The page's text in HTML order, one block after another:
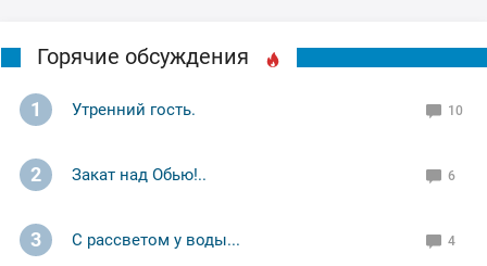
Горячие обсуждения
1 Утренний гость. 10
2 Закат над Обью!.. 6
3 С рассветом у воды... 4